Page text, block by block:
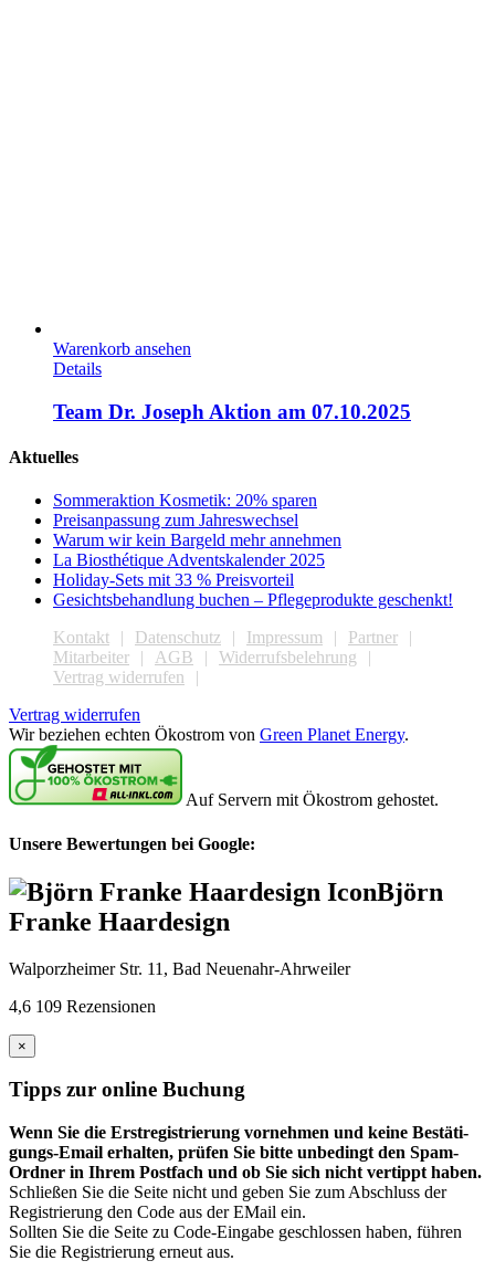
Warenkorb ansehen
Details
Team Dr. Joseph Aktion am 07.10.2025
Aktuelles
Sommeraktion Kosmetik: 20% sparen
Preisanpassung zum Jahreswechsel
Warum wir kein Bargeld mehr annehmen
La Biosthétique Adventskalender 2025
Holiday-Sets mit 33 % Preisvorteil
Gesichtsbehandlung buchen – Pflegeprodukte geschenkt!
Kontakt
Datenschutz Impressum
Partner
Mitarbeiter
AGB
Widerrufsbelehrung
Vertrag widerrufen
Vertrag widerrufen
Wir beziehen echten Ökostrom von Green Planet Energy.
Auf Servern mit Ökostrom gehostet.
Unsere Bewertungen bei Google:
Björn
Franke Haardesign
Walporzheimer Str. 11, Bad Neuenahr-Ahrweiler
4,6 109 Rezensionen
×
Tipps zur online Buchung
Wenn Sie die Erst­regis­trierung vor­nehmen und keine Bestäti­
gungs-Email erhalten, prüfen Sie bitte unbedingt den Spam-
Ordner in Ihrem Post­fach und ob Sie sich nicht vertippt haben.
Schließen Sie die Seite nicht und geben Sie zum Abschluss der
Registrierung den Code aus der EMail ein.
Sollten Sie die Seite zu Code-Eingabe geschlossen haben, führen
Sie die Registrierung erneut aus.